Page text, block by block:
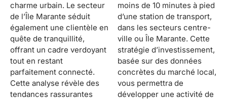
charme urbain. Le secteur
de l’Île Marante séduit
également une clientèle en
quête de tranquillité,
offrant un cadre verdoyant
tout en restant
parfaitement connecté.
Cette analyse révèle des
tendances rassurantes
moins de 10 minutes à pied
d’une station de transport,
dans les secteurs centre-
ville ou Île Marante. Cette
stratégie d’investissement,
basée sur des données
concrètes du marché local,
vous permettra de
développer une activité de